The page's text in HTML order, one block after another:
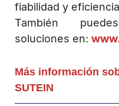
fiabilidad y
También
soluciones en:
Más información
SUTEIN